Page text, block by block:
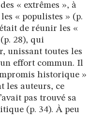
« extrêmes », à
« populistes » (p.
de réunir les «
28), qui
unissant toutes les
un effort commun. Il
historique »
les auteurs, ce
pas trouvé sa
(p. 34). À peu